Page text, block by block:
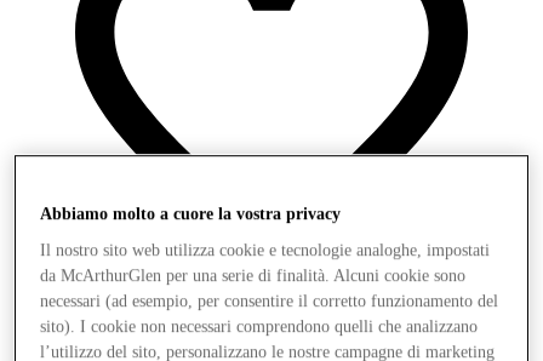
Abbiamo molto a cuore la vostra privacy
Il nostro sito web utilizza cookie e tecnologie analoghe, impostati
da McArthurGlen per una serie di finalità. Alcuni cookie sono
necessari (ad esempio, per consentire il corretto funzionamento del
sito). I cookie non necessari comprendono quelli che analizzano
l’utilizzo del sito, personalizzano le nostre campagne di marketing